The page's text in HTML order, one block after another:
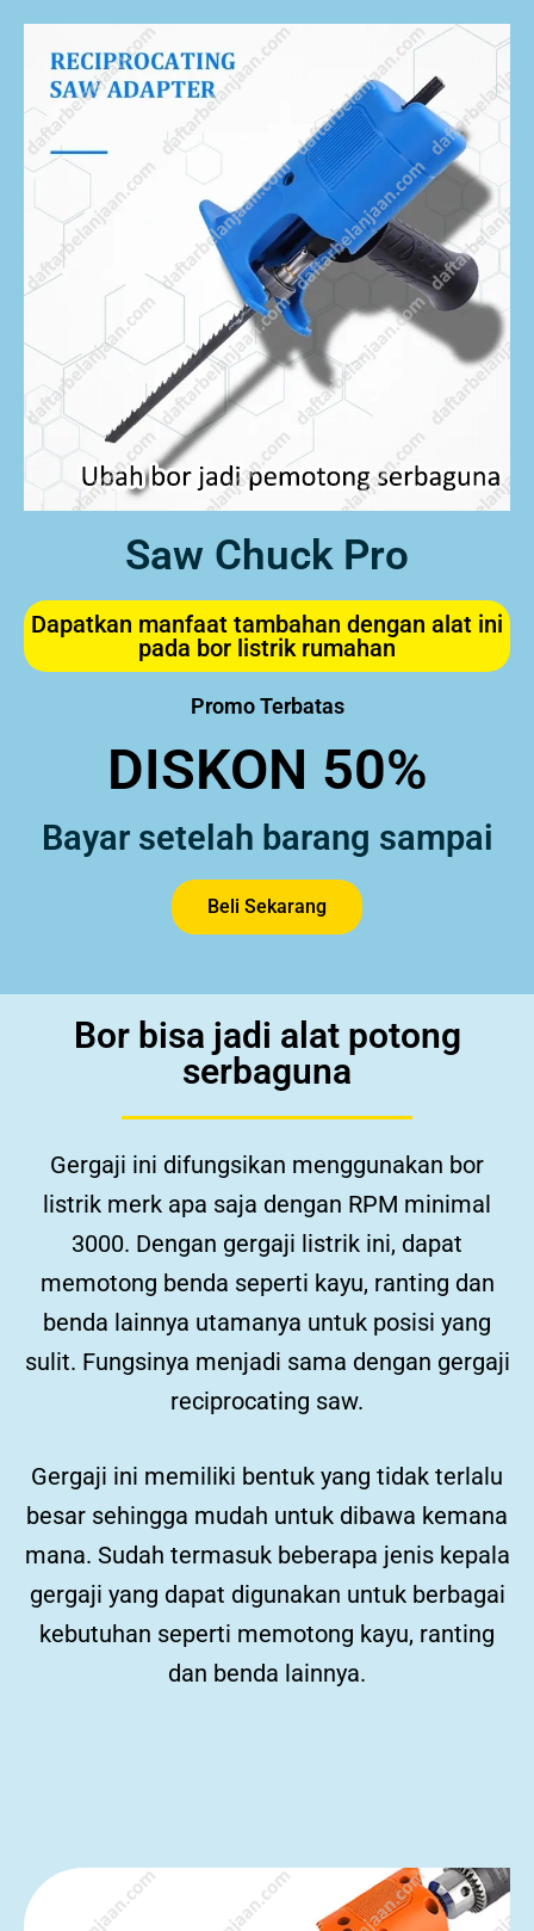
Saw Chuck Pro
Dapatkan manfaat tambahan dengan alat ini
pada bor listrik rumahan
Promo Terbatas
DISKON 50%
Bayar setelah barang sampai
Beli Sekarang
Bor bisa jadi alat potong
serbaguna
Gergaji ini difungsikan menggunakan bor
listrik merk apa saja dengan RPM minimal
3000. Dengan gergaji listrik ini, dapat
memotong benda seperti kayu, ranting dan
benda lainnya utamanya untuk posisi yang
sulit. Fungsinya menjadi sama dengan gergaji
reciprocating saw.
Gergaji ini memiliki bentuk yang tidak terlalu
besar sehingga mudah untuk dibawa kemana
mana. Sudah termasuk beberapa jenis kepala
gergaji yang dapat digunakan untuk berbagai
kebutuhan seperti memotong kayu, ranting
dan benda lainnya.